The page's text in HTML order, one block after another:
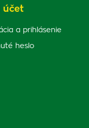
účet
a prihlásenie
heslo